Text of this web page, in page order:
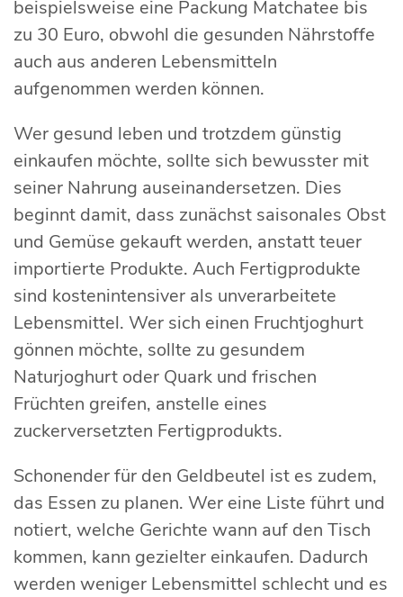
beispielsweise eine Packung Matchatee bis
zu 30 Euro, obwohl die gesunden Nährstoffe
auch aus anderen Lebensmitteln
aufgenommen werden können.
Wer gesund leben und trotzdem günstig
einkaufen möchte, sollte sich bewusster mit
seiner Nahrung auseinandersetzen. Dies
beginnt damit, dass zunächst saisonales Obst
und Gemüse gekauft werden, anstatt teuer
importierte Produkte. Auch Fertigprodukte
sind kostenintensiver als unverarbeitete
Lebensmittel. Wer sich einen Fruchtjoghurt
gönnen möchte, sollte zu gesundem
Naturjoghurt oder Quark und frischen
Früchten greifen, anstelle eines
zuckerversetzten Fertigprodukts.
Schonender für den Geldbeutel ist es zudem,
das Essen zu planen. Wer eine Liste führt und
notiert, welche Gerichte wann auf den Tisch
kommen, kann gezielter einkaufen. Dadurch
werden weniger Lebensmittel schlecht und es